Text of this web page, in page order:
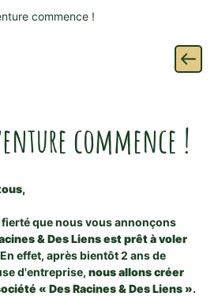
commence !
commence !
que nous vous annonçons
& Des Liens est prêt à voler
effet, après bientôt 2 ans de
d'entreprise, nous allons créer
« Des Racines & Des Liens ».